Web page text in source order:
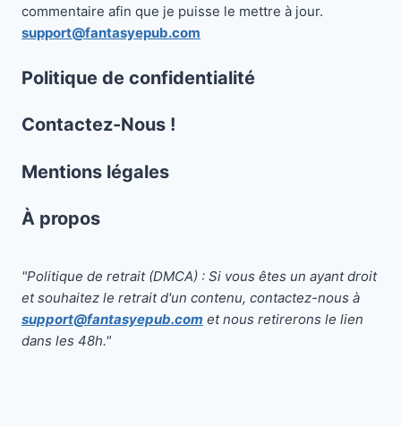
commentaire afin que je puisse le mettre à jour.
support@fantasyepub.com
Politique de confidentialité
Contactez-Nous !
Mentions légales
À propos
"Politique de retrait (DMCA) : Si vous êtes un ayant droit
et souhaitez le retrait d'un contenu, contactez-nous à
support@fantasyepub.com et nous retirerons le lien
dans les 48h."